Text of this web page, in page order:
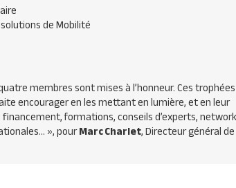
de Mobilité
membres sont mises à l’honneur. Ces trophées
encourager en les mettant en lumière, et en leur
formations, conseils d’experts,
», pourMarc Charlet, Directeur général de